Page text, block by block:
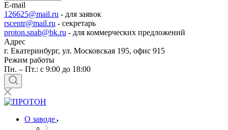
E-mail
126625@mail.ru - для заявок
rscentr@mail.ru - секретарь
proton.snab@bk.ru - для коммерческих предложений
Адрес
г. Екатеринбург, ул. Московская 195, офис 915
Режим работы
Пн. – Пт.: с 9:00 до 18:00
О заводе